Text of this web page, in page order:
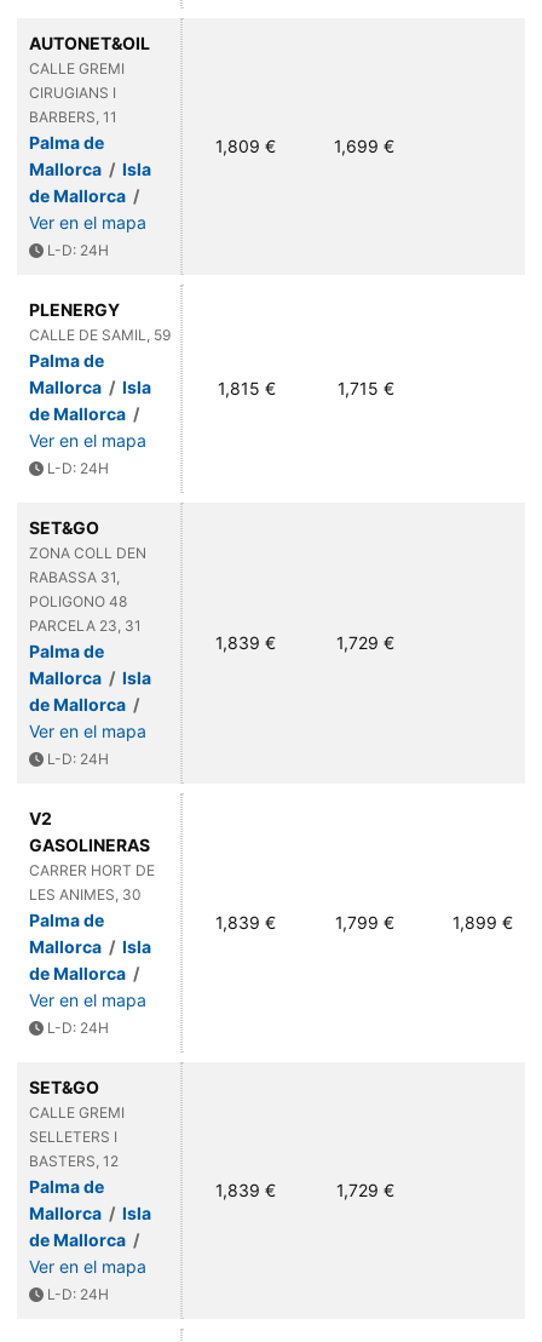
AUTONET&OIL
CALLE GREMI
CIRUGIANS I
BARBERS, 11
Palma de
Mallorca / Isla
de Mallorca /
Ver en el mapa
L-D: 24H
1,809 € 1,699 €
PLENERGY
CALLE DE SAMIL, 59
Palma de
Mallorca / Isla
de Mallorca /
Ver en el mapa
L-D: 24H
1,815 € 1,715 €
SET&GO
ZONA COLL DEN
RABASSA 31,
POLIGONO 48
PARCELA 23, 31
Palma de
Mallorca / Isla
de Mallorca /
Ver en el mapa
L-D: 24H
1,839 € 1,729 €
V2
GASOLINERAS
CARRER HORT DE
LES ANIMES, 30
Palma de
Mallorca / Isla
de Mallorca /
Ver en el mapa
L-D: 24H
1,839 € 1,799 € 1,899 €
SET&GO
CALLE GREMI
SELLETERS I
BASTERS, 12
Palma de
Mallorca / Isla
de Mallorca /
Ver en el mapa
L-D: 24H
1,839 € 1,729 €